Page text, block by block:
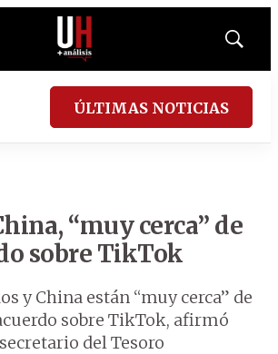
Mostrar
ÚLTIMAS NOTICIAS
“muy cerca” de
sobre TikTok
y China están “muy cerca” de
sobre TikTok, afirmó
del Tesoro